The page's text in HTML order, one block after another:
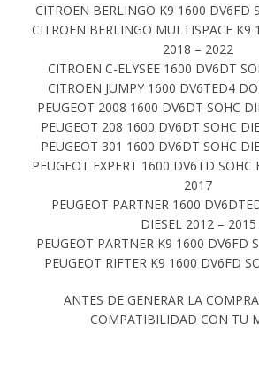
CITROEN BERLINGO K9 1600 DV6FD
CITROEN BERLINGO MULTISPACE K9
2018 – 2022
CITROEN C-ELYSEE 1600 DV6DT
CITROEN JUMPY 1600 DV6TED4
PEUGEOT 2008 1600 DV6DT SOHC
PEUGEOT 208 1600 DV6DT SOHC
PEUGEOT 301 1600 DV6DT SOHC
PEUGEOT EXPERT 1600 DV6TD
2017
PEUGEOT PARTNER 1600
DIESEL 2012 – 2015
PEUGEOT PARTNER K9 1600 DV6FD
PEUGEOT RIFTER K9 1600 DV6FD
ANTES DE GENERAR LA
COMPATIBILIDAD CON TU